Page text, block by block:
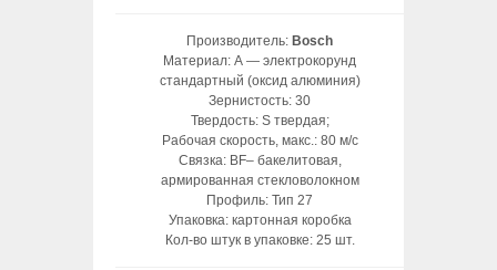
Производитель: Bosch
Материал: А — электрокорунд
стандартный (оксид алюминия)
Зернистость: 30
Твердость: S твердая;
Рабочая скорость, макс.: 80 м/с
Связка: BF– бакелитовая,
армированная стекловолокном
Профиль: Тип 27
Упаковка: картонная коробка
Кол-во штук в упаковке: 25 шт.